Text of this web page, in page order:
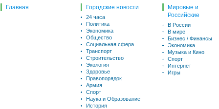
Главная Городские новости
24 часа
Политика
Экономика
Общество
Социальная сфера
Транспорт
Строительство
Экология
Здоровье
Правопорядок
Армия
Спорт
Наука и Образование
История
Мировые и
Российские
В России
В мире
Бизнес / Финансы
Экономика
Музыка и Кино
Спорт
Интернет
Игры